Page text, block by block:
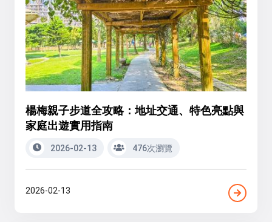
楊梅親子步道全攻略：地址交通、特色亮點與
家庭出遊實用指南
2026-02-13 476次瀏覽
2026-02-13